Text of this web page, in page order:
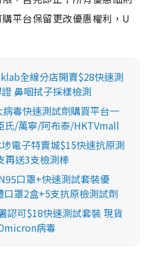
平台保留更改優惠權利，U
全線分店開賣$28快速測
鼻咽拭子採樣檢測
病毒快速測試劑購買平台一
氏/萬寧/阿布泰/HKTVmall
埗電子特賣城$15快速抗原測
再送3支檢測棒
口罩+快速測試套裝優
罩2盒+5支抗原檢測試劑
認可$18快速測試套裝 現貨
病毒